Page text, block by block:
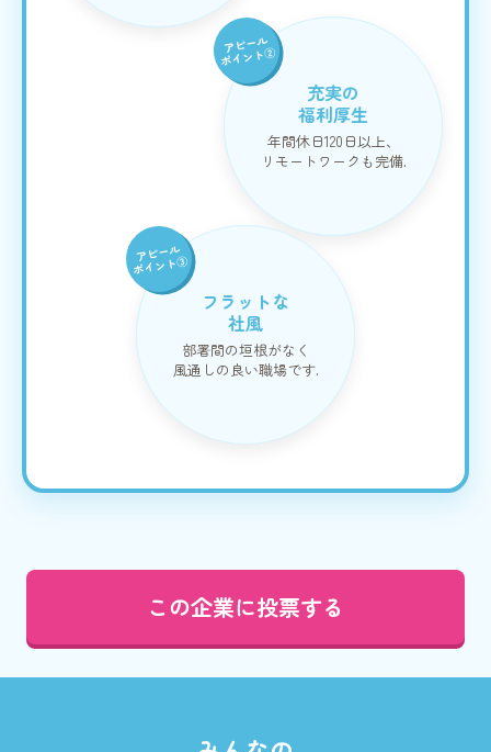
アピール
ポイント②
充実の
福利厚生
年間休日120日以上、
リモートワークも完備.
アピール
ポイント③
フラットな
社風
部署間の垣根がなく
風通しの良い職場です.
この企業に投票する